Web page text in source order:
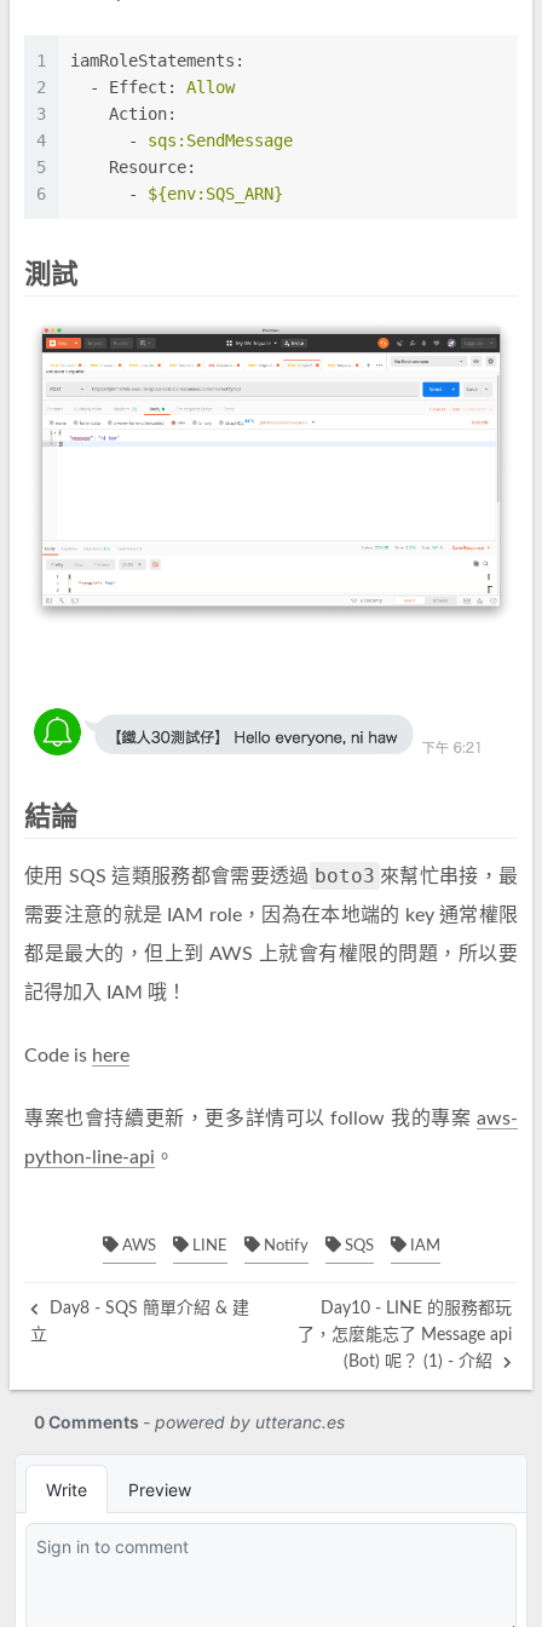
1
2
3
4
5
6
iamRoleStatements:
-
Effect:
Allow
Action:
-
sqs:SendMessage
Resource:
-
${env:SQS_ARN}
測試
結論
使用 SQS 這類服務都會需要透過 boto3 來幫忙串接，最
需要注意的就是 IAM role，因為在本地端的 key 通常權限
都是最大的，但上到 AWS 上就會有權限的問題，所以要
記得加入 IAM 哦！
Code is here
專案也會持續更新，更多詳情可以 follow 我的專案 aws-
python-line-api 。
AWS LINE Notify SQS IAM
Day8 - SQS 簡單介紹 & 建
立
Day10 - LINE 的服務都玩
了，怎麼能忘了 Message api
(Bot) 呢？ (1) - 介紹